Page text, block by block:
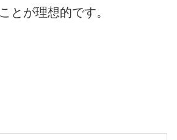
とが理想的です。